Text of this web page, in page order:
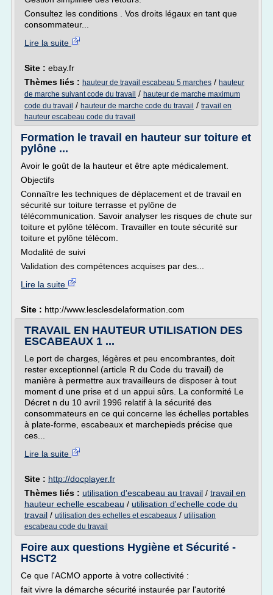
Consultez les conditions . Vos droits légaux en tant que
consommateur...
Lire la suite
Site : ebay.fr
Thèmes liés : hauteur de travail escabeau 5 marches / hauteur
de marche suivant code du travail / hauteur de marche maximum
code du travail / hauteur de marche code du travail / travail en
hauteur escabeau code du travail
Formation le travail en hauteur sur toiture et
pylône ...
Avoir le goût de la hauteur et être apte médicalement.
Objectifs
Connaître les techniques de déplacement et de travail en
sécurité sur toiture terrasse et pylône de
télécommunication. Savoir analyser les risques de chute sur
toiture et pylône télécom. Travailler en toute sécurité sur
toiture et pylône télécom.
Modalité de suivi
Validation des compétences acquises par des...
Lire la suite
Site : http://www.lesclesdelaformation.com
TRAVAIL EN HAUTEUR UTILISATION DES
ESCABEAUX 1 ...
Le port de charges, légères et peu encombrantes, doit
rester exceptionnel (article R du Code du travail) de
manière à permettre aux travailleurs de disposer à tout
moment d une prise et d un appui sûrs. La conformité Le
Décret n du 10 avril 1996 relatif à la sécurité des
consommateurs en ce qui concerne les échelles portables
à plate-forme, escabeaux et marchepieds précise que
ces...
Lire la suite
Site : http://docplayer.fr
Thèmes liés : utilisation d'escabeau au travail / travail en
hauteur echelle escabeau / utilisation d'echelle code du
travail / utilisation des echelles et escabeaux / utilisation
escabeau code du travail
Foire aux questions Hygiène et Sécurité -
HSCT2
Ce que l'ACMO apporte à votre collectivité :
fait vivre la démarche sécurité instaurée par l'autorité